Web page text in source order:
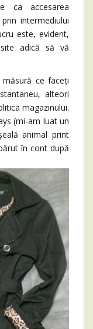
ca accesarea
intermediului
este, evident,
adică să vă
ce faceți
alteori
magazinului.
(mi-am luat un
animal print
în cont după